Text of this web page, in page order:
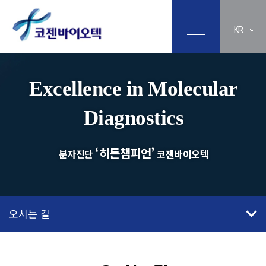
KR
Excellence in Molecular
Diagnostics
분자진단 ‘히든챔피언’코젠바이오텍
오시는 길